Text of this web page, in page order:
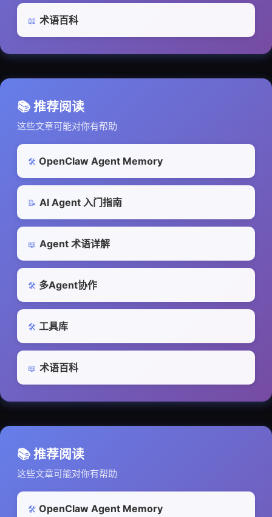
📖 术语百科
📚 推荐阅读
这些文章可能对你有帮助
🛠️ OpenClaw Agent Memory
📝 AI Agent 入门指南
📖 Agent 术语详解
🛠️ 多Agent协作
🛠️ 工具库
📖 术语百科
📚 推荐阅读
这些文章可能对你有帮助
🛠️ OpenClaw Agent Memory